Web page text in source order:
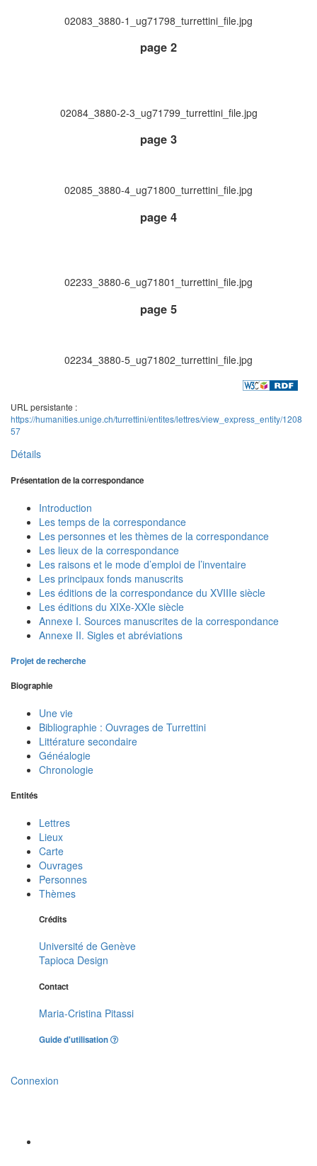
02083_3880-1_ug71798_turrettini_file.jpg
page 2
02084_3880-2-3_ug71799_turrettini_file.jpg
page 3
02085_3880-4_ug71800_turrettini_file.jpg
page 4
02233_3880-6_ug71801_turrettini_file.jpg
page 5
02234_3880-5_ug71802_turrettini_file.jpg
URL persistante :
https://humanities.unige.ch/turrettini/entites/lettres/view_express_entity/1208
57
Détails
Présentation de la correspondance
Introduction
Les temps de la correspondance
Les personnes et les thèmes de la correspondance
Les lieux de la correspondance
Les raisons et le mode d’emploi de l’inventaire
Les principaux fonds manuscrits
Les éditions de la correspondance du XVIIIe siècle
Les éditions du XIXe-XXIe siècle
Annexe I. Sources manuscrites de la correspondance
Annexe II. Sigles et abréviations
Projet de recherche
Biographie
Une vie
Bibliographie : Ouvrages de Turrettini
Littérature secondaire
Généalogie
Chronologie
Entités
Lettres
Lieux
Carte
Ouvrages
Personnes
Thèmes
Crédits
Université de Genève
Tapioca Design
Contact
Maria-Cristina Pitassi
Guide d'utilisation
Connexion